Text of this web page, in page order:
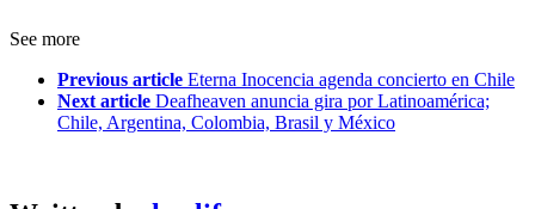
See more
Previous article Eterna Inocencia agenda concierto en Chile
Next article Deafheaven anuncia gira por Latinoamérica;
Chile, Argentina, Colombia, Brasil y México